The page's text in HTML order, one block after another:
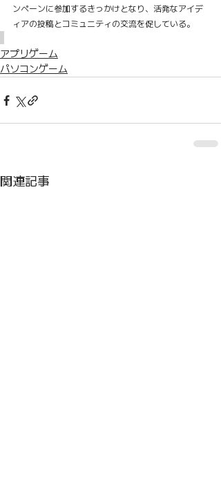
ンペーンに参加するきっかけとなり、活発なアイデ
ィアの投稿とコミュニティの交流を促している。
アプリゲーム
パソコンゲーム
関連記事